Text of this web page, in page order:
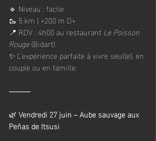
🔹 Niveau : facile
🥾 5 km | +200 m D+
📍 RDV : 4h00 au restaurant Le Poisson
Rouge (Bidart)
✨ L’expérience parfaite à vivre seul(e), en
couple ou en famille
⸻
🌿 Vendredi 27 juin – Aube sauvage aux
Peñas de Itsusi